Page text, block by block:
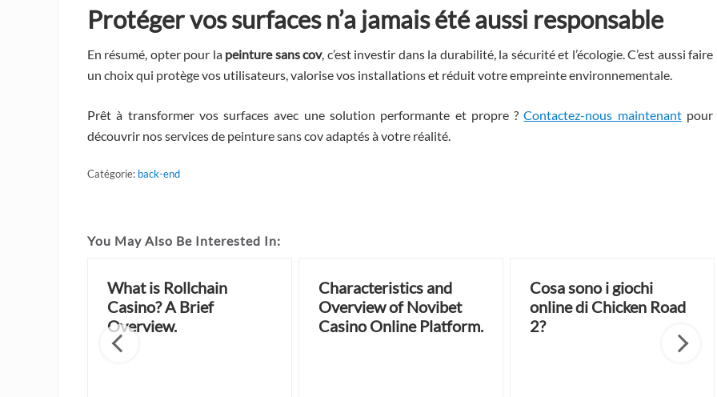
Protéger vos surfaces n’a jamais été aussi responsable
En résumé, opter pour la peinture sans cov, c’est investir dans la durabilité, la sécurité et l’écologie. C’est aussi faire
un choix qui protège vos utilisateurs, valorise vos installations et réduit votre empreinte environnementale.
Prêt à transformer vos surfaces avec une solution performante et propre ?Contactez-nous maintenantpour
découvrir nos services de peinture sans cov adaptés à votre réalité.
Catégorie: back-end
You May Also Be Interested In:
What is Rollchain
Casino? A Brief
Overview.
Characteristics and
Overview of Novibet
Casino Online Platform.
Cosa sono i giochi
online di Chicken Road
2?